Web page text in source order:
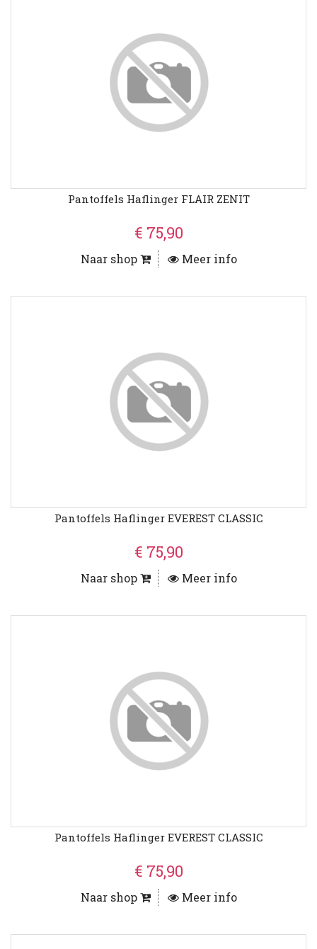
Pantoffels Haflinger FLAIR ZENIT
€ 75,90
Naar shop Meer info
Pantoffels Haflinger EVEREST CLASSIC
€ 75,90
Naar shop Meer info
Pantoffels Haflinger EVEREST CLASSIC
€ 75,90
Naar shop Meer info